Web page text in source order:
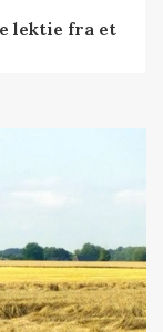
lektie fra et